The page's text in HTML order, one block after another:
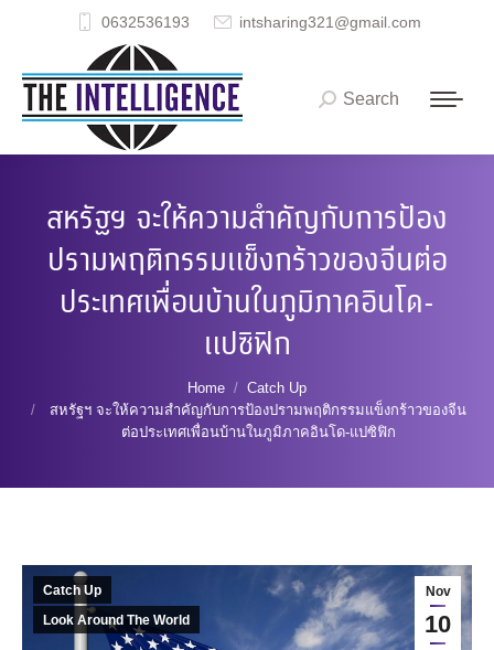
0632536193 intsharing321@gmail.com
Search:
Search
สหรัฐฯ จะให้ความสำคัญกับการป้อง
ปรามพฤติกรรมแข็งกร้าวของจีนต่อ
ประเทศเพื่อนบ้านในภูมิภาคอินโด-
แปซิฟิก
Home
Catch Up
สหรัฐฯ จะให้ความสำคัญกับการป้องปรามพฤติกรรมแข็งกร้าวของจีน
ต่อประเทศเพื่อนบ้านในภูมิภาคอินโด-แปซิฟิก
Nov
10
Catch Up
Look Around The World